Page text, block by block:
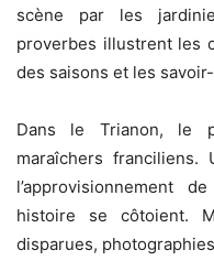
scène par les
proverbes illustrent les
des saisons et les
Dans le Trianon, le
maraîchers
l’approvisionnement
histoire se côtoient.
disparues,